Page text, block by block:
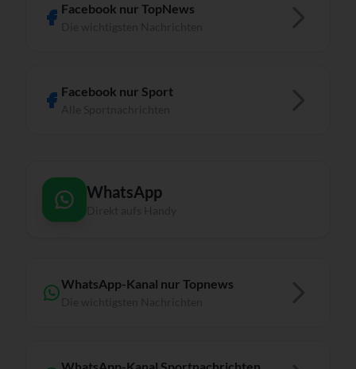
Facebook nur TopNews
Facebook nur Sport
WhatsApp
WhatsApp-Kanal nur Topnews